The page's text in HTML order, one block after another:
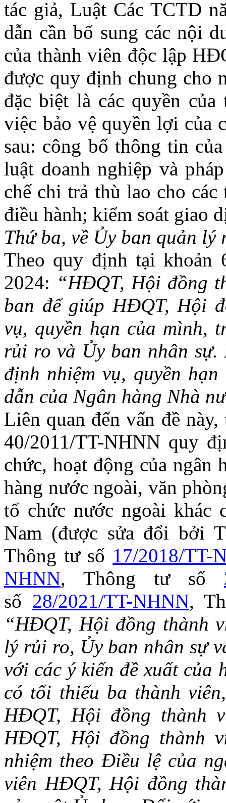
tác giả, Luật Các TCTD
dẫn cần bổ sung các nội
của thành viên độc lập
được quy định chung cho
đặc biệt là các quyền
việc bảo vệ quyền lợi của
sau: công bố thông tin
luật doanh nghiệp và
chế chi trả thù lao cho
điều hành; kiểm soát giao
Thứ ba, về Ủy ban quản
Theo quy định tại khoản
2024: “HĐQT, Hội đồng
ban để giúp HĐQT, Hội
vụ, quyền hạn của mình,
rủi ro và Ủy ban nhân sự.
định nhiệm vụ, quyền
dẫn của Ngân hàng Nhà
Liên quan đến vấn đề
40/2011/TT-NHNN quy
chức, hoạt động của ngân
hàng nước ngoài, văn
tổ chức nước ngoài khác
Nam (được sửa đổi bởi
Thông tư số 17/2018/TT-
NHNN, Thông tư số
số 28/2021/TT-NHNN,
“HĐQT, Hội đồng thành
lý rủi ro, Ủy ban nhân sự
với các ý kiến đề xuất của
có tối thiểu ba thành
HĐQT, Hội đồng thành
HĐQT, Hội đồng thành
nhiệm theo Điều lệ của
viên HĐQT, Hội đồng